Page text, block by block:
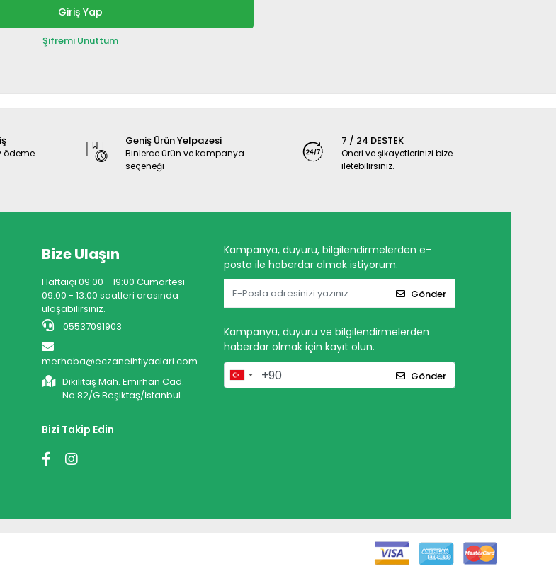
Giriş Yap
Şifremi Unuttum
ödeme
Geniş Ürün Yelpazesi
Binlerce ürün ve kampanya
seçeneği
7 / 24 DESTEK
Öneri ve şikayetlerinizi bize
iletebilirsiniz.
Bize Ulaşın
Haftaiçi 09:00 - 19:00 Cumartesi
09:00 - 13:00 saatleri arasında
ulaşabilirsiniz.
05537091903
merhaba@eczaneihtiyaclari.com
Dikilitaş Mah. Emirhan Cad.
No:82/G Beşiktaş/İstanbul
Bizi Takip Edin
Kampanya, duyuru, bilgilendirmelerden e-
posta ile haberdar olmak istiyorum.
Gönder
Kampanya, duyuru ve bilgilendirmelerden
haberdar olmak için kayıt olun.
Gönder